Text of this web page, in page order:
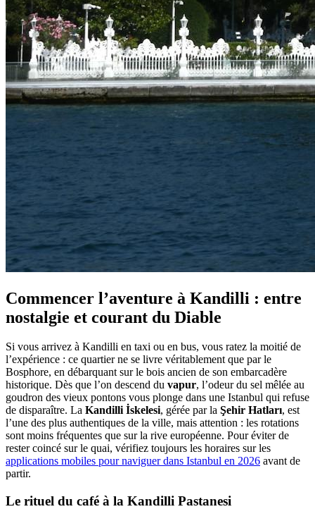
Commencer l’aventure à Kandilli : entre
nostalgie et courant du Diable
Si vous arrivez à Kandilli en taxi ou en bus, vous ratez la moitié de
l’expérience : ce quartier ne se livre véritablement que par le
Bosphore, en débarquant sur le bois ancien de son embarcadère
historique. Dès que l’on descend du vapur, l’odeur du sel mêlée au
goudron des vieux pontons vous plonge dans une Istanbul qui refuse
de disparaître. La Kandilli İskelesi, gérée par la Şehir Hatları, est
l’une des plus authentiques de la ville, mais attention : les rotations
sont moins fréquentes que sur la rive européenne. Pour éviter de
rester coincé sur le quai, vérifiez toujours les horaires sur les
applications mobiles pour naviguer dans Istanbul en 2026 avant de
partir.
Le rituel du café à la Kandilli Pastanesi